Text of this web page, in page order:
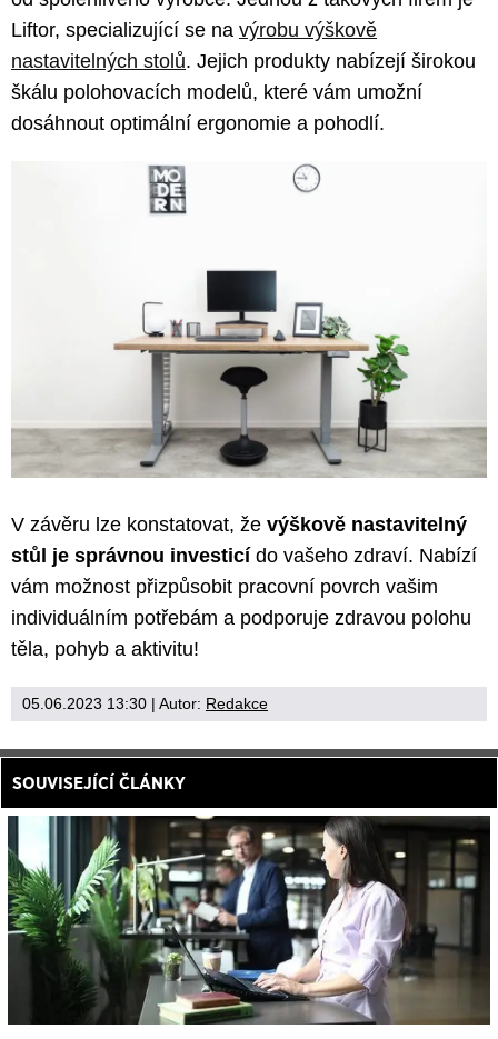
Liftor, specializující se na výrobu výškově
nastavitelných stolů. Jejich produkty nabízejí širokou
škálu polohovacích modelů, které vám umožní
dosáhnout optimální ergonomie a pohodlí.
V závěru lze konstatovat, že výškově nastavitelný
stůl je správnou investicído vašeho zdraví. Nabízí
vám možnost přizpůsobit pracovní povrch vašim
individuálním potřebám a podporuje zdravou polohu
těla, pohyb a aktivitu!
05.06.2023 13:30 | Autor: Redakce
SOUVISEJÍCÍ ČLÁNKY